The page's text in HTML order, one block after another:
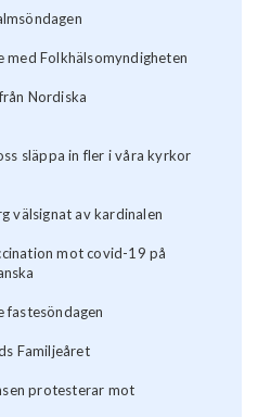
med Folkhälsomyndigheten
Nordiska
släppa in fler i våra kyrkor
välsignat av kardinalen
mot covid-19 på
fastesöndagen
Familjeåret
protesterar mot